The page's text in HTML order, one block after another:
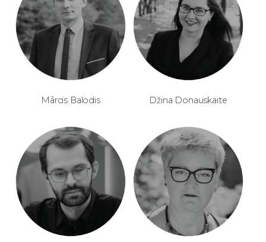
Mārcis Balodis Džina Donauskaite